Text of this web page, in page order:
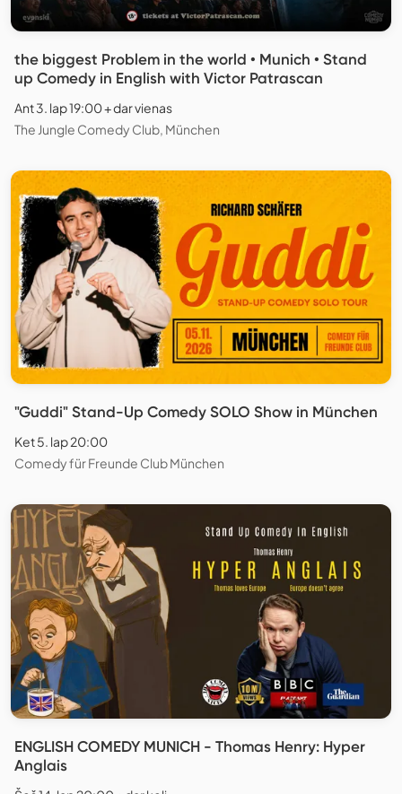
the biggest Problem in the world • Munich • Stand
up Comedy in English with Victor Patrascan
Ant 3. lap 19:00 + dar vienas
The Jungle Comedy Club, München
"Guddi" Stand-Up Comedy SOLO Show in München
Ket 5. lap 20:00
Comedy für Freunde Club München
ENGLISH COMEDY MUNICH - Thomas Henry: Hyper
Anglais